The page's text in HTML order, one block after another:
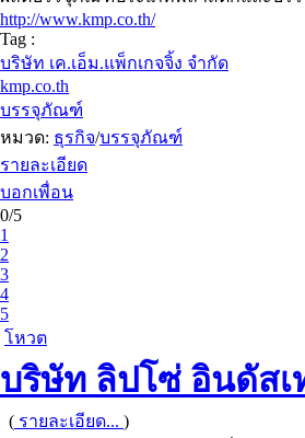
http://www.kmp.co.th/
Tag :
บริษัท เค.เอ็ม.แพ็กเกจจิ้ง จำกัด
kmp.co.th
บรรจุภัณฑ์
หมวด: ธุรกิจ/บรรจุภัณฑ์
รายละเอียด
บอกเพื่อน
0/5
1
2
3
4
5
โหวต
บริษัท ลิปโซ่ อินดัสเ
( รายละเอียด... )